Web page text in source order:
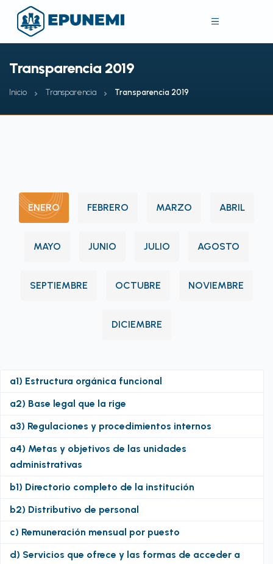
Transparencia 2019
Inicio Transparencia Transparencia 2019
ENERO FEBRERO MARZO ABRIL
MAYO JUNIO JULIO AGOSTO
SEPTIEMBRE OCTUBRE NOVIEMBRE
DICIEMBRE
a1) Estructura orgánica funcional
a2) Base legal que la rige
a3) Regulaciones y procedimientos internos
a4) Metas y objetivos de las unidades
administrativas
b1) Directorio completo de la institución
b2) Distributivo de personal
c) Remuneración mensual por puesto
d) Servicios que ofrece y las formas de acceder a